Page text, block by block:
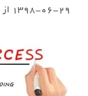
۱۳۹۸-۰۶-۲۹ از